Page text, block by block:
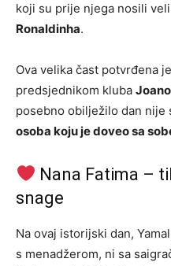
koji su prije njega nosili
Ronaldinha.
Ova velika čast potvrđena
predsjednikom kluba
posebno obilježilo dan nije
osoba koju je doveo sa
Nana Fatima –
snage
Na ovaj istorijski dan,
s menadžerom, ni sa